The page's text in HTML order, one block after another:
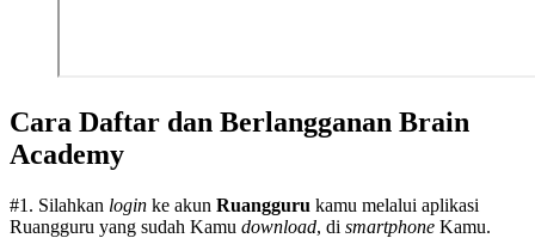
Cara Daftar dan Berlangganan Brain
Academy
#1. Silahkan login ke akun Ruangguru kamu melalui aplikasi
Ruangguru yang sudah Kamu download, di smartphone Kamu.